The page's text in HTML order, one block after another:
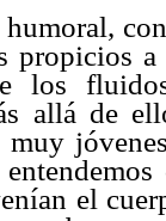
propicios
los
allá de
muy
el